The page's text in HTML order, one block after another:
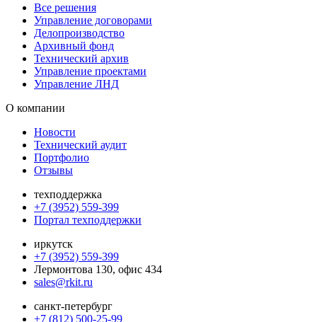
Все решения
Управление договорами
Делопроизводство
Архивный фонд
Технический архив
Управление проектами
Управление ЛНД
О компании
Новости
Технический аудит
Портфолио
Отзывы
техподдержка
+7 (3952) 559-399
Портал техподдержки
иркутск
+7 (3952) 559-399
Лермонтова 130, офис 434
sales@rkit.ru
санкт-петербург
+7 (812) 500-25-99